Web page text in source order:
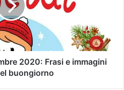
2020: Frasi e immagini
buongiorno